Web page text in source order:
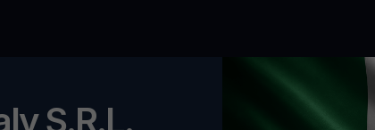
S.R.L.